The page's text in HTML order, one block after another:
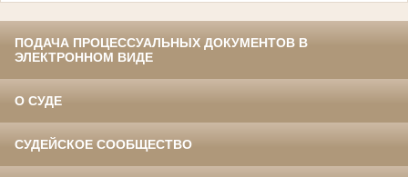
ПОДАЧА ПРОЦЕССУАЛЬНЫХ ДОКУМЕНТОВ В
ЭЛЕКТРОННОМ ВИДЕ
О СУДЕ
СУДЕЙСКОЕ СООБЩЕСТВО